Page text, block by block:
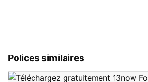
Polices similaires